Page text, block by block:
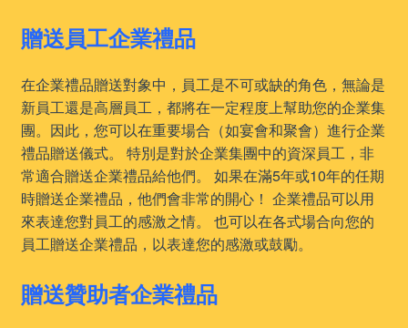
贈送員工企業禮品
在企業禮品贈送對象中，員工是不可或缺的角色，無論是
新員工還是高層員工，都將在一定程度上幫助您的企業集
團。因此，您可以在重要場合（如宴會和聚會）進行企業
禮品贈送儀式。 特別是對於企業集團中的資深員工，非
常適合贈送企業禮品給他們。 如果在滿5年或10年的任期
時贈送企業禮品，他們會非常的開心！ 企業禮品可以用
來表達您對員工的感激之情。 也可以在各式場合向您的
員工贈送企業禮品，以表達您的感激或鼓勵。
贈送贊助者企業禮品